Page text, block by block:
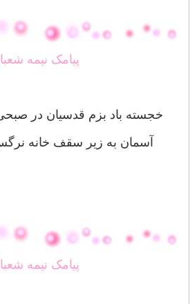
پیامک نیمه
خجسته باد بزم قدسیان در
آسمان به زیر سقف خانه
پیامک نیمه